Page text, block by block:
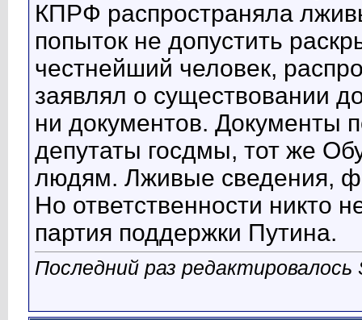
КПРФ распространяла
попыток не допустить
честнейший человек,
заявлял о существовании
ни документов.
депутаты госдмы, тот же
людям. Лживые сведения,
Но ответственности никто
партия поддержки Путина.
Последний раз